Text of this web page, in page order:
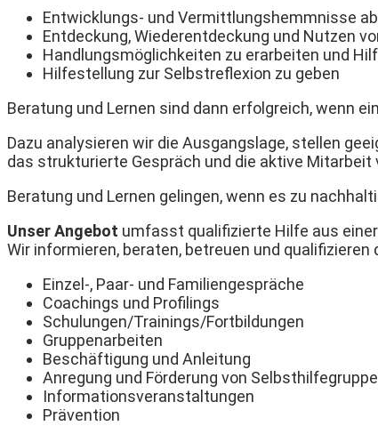
Entwicklungs- und Vermittlungshemmnisse
Entdeckung, Wiederentdeckung und Nutzen
Handlungsmöglichkeiten zu erarbeiten und
Hilfestellung zur Selbstreflexion zu geben
Beratung und Lernen sind dann erfolgreich, wenn
Dazu analysieren wir die Ausgangslage, stellen
das strukturierte Gespräch und die aktive
Beratung und Lernen gelingen, wenn es zu
Unser Angebot umfasst qualifizierte Hilfe aus
Wir informieren, beraten, betreuen und qualifizieren
Einzel-, Paar- und Familiengespräche
Coachings und Profilings
Schulungen/Trainings/Fortbildungen
Gruppenarbeiten
Beschäftigung und Anleitung
Anregung und Förderung von
Informationsveranstaltungen
Prävention